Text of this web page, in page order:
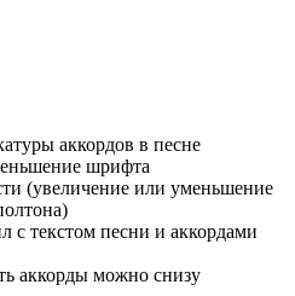
аккордов в песне
шрифта
(увеличение или уменьшение
с текстом песни и аккордами
аккорды можно снизу